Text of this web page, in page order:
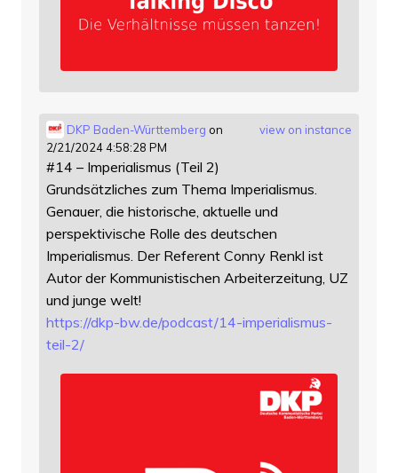
view on instance
DKP Baden-Württemberg on
2/21/2024 4:58:28 PM
#14 – Imperialismus (Teil 2)
Grundsätzliches zum Thema Imperialismus.
Genauer, die historische, aktuelle und
perspektivische Rolle des deutschen
Imperialismus. Der Referent Conny Renkl ist
Autor der Kommunistischen Arbeiterzeitung, UZ
und junge welt!
https://dkp-bw.de/podcast/14-imperialismus-
teil-2/